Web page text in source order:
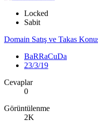
Locked
Sabit
Domain Satış ve Takas
BaRRaCuDa
23/3/19
Cevaplar
0
Görüntülenme
2K